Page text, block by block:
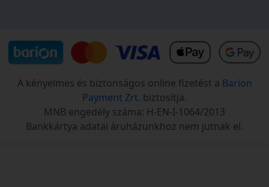
A kényelmes és biztonságos online fizetést a Barion
Payment Zrt. biztosítja.
MNB engedély száma: H-EN-I-1064/2013
Bankkártya adatai áruházunkhoz nem jutnak el.